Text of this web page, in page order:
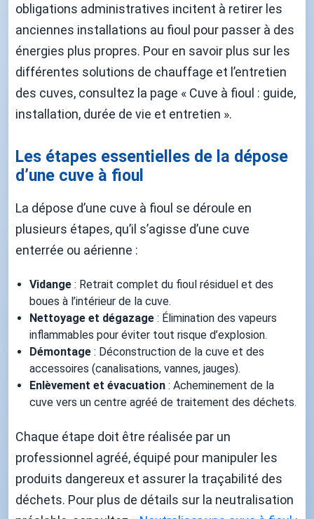
obligations administratives incitent à retirer les
anciennes installations au fioul pour passer à des
énergies plus propres. Pour en savoir plus sur les
différentes solutions de chauffage et l’entretien
des cuves, consultez la page « Cuve à fioul : guide,
installation, durée de vie et entretien ».
Les étapes essentielles de la dépose
d’une cuve à fioul
La dépose d’une cuve à fioul se déroule en
plusieurs étapes, qu’il s’agisse d’une cuve
enterrée ou aérienne :
Vidange : Retrait complet du fioul résiduel et des
boues à l’intérieur de la cuve.
Nettoyage et dégazage : Élimination des vapeurs
inflammables pour éviter tout risque d’explosion.
Démontage : Déconstruction de la cuve et des
accessoires (canalisations, vannes, jauges).
Enlèvement et évacuation : Acheminement de la
cuve vers un centre agréé de traitement des déchets.
Chaque étape doit être réalisée par un
professionnel agréé, équipé pour manipuler les
produits dangereux et assurer la traçabilité des
déchets. Pour plus de détails sur la neutralisation